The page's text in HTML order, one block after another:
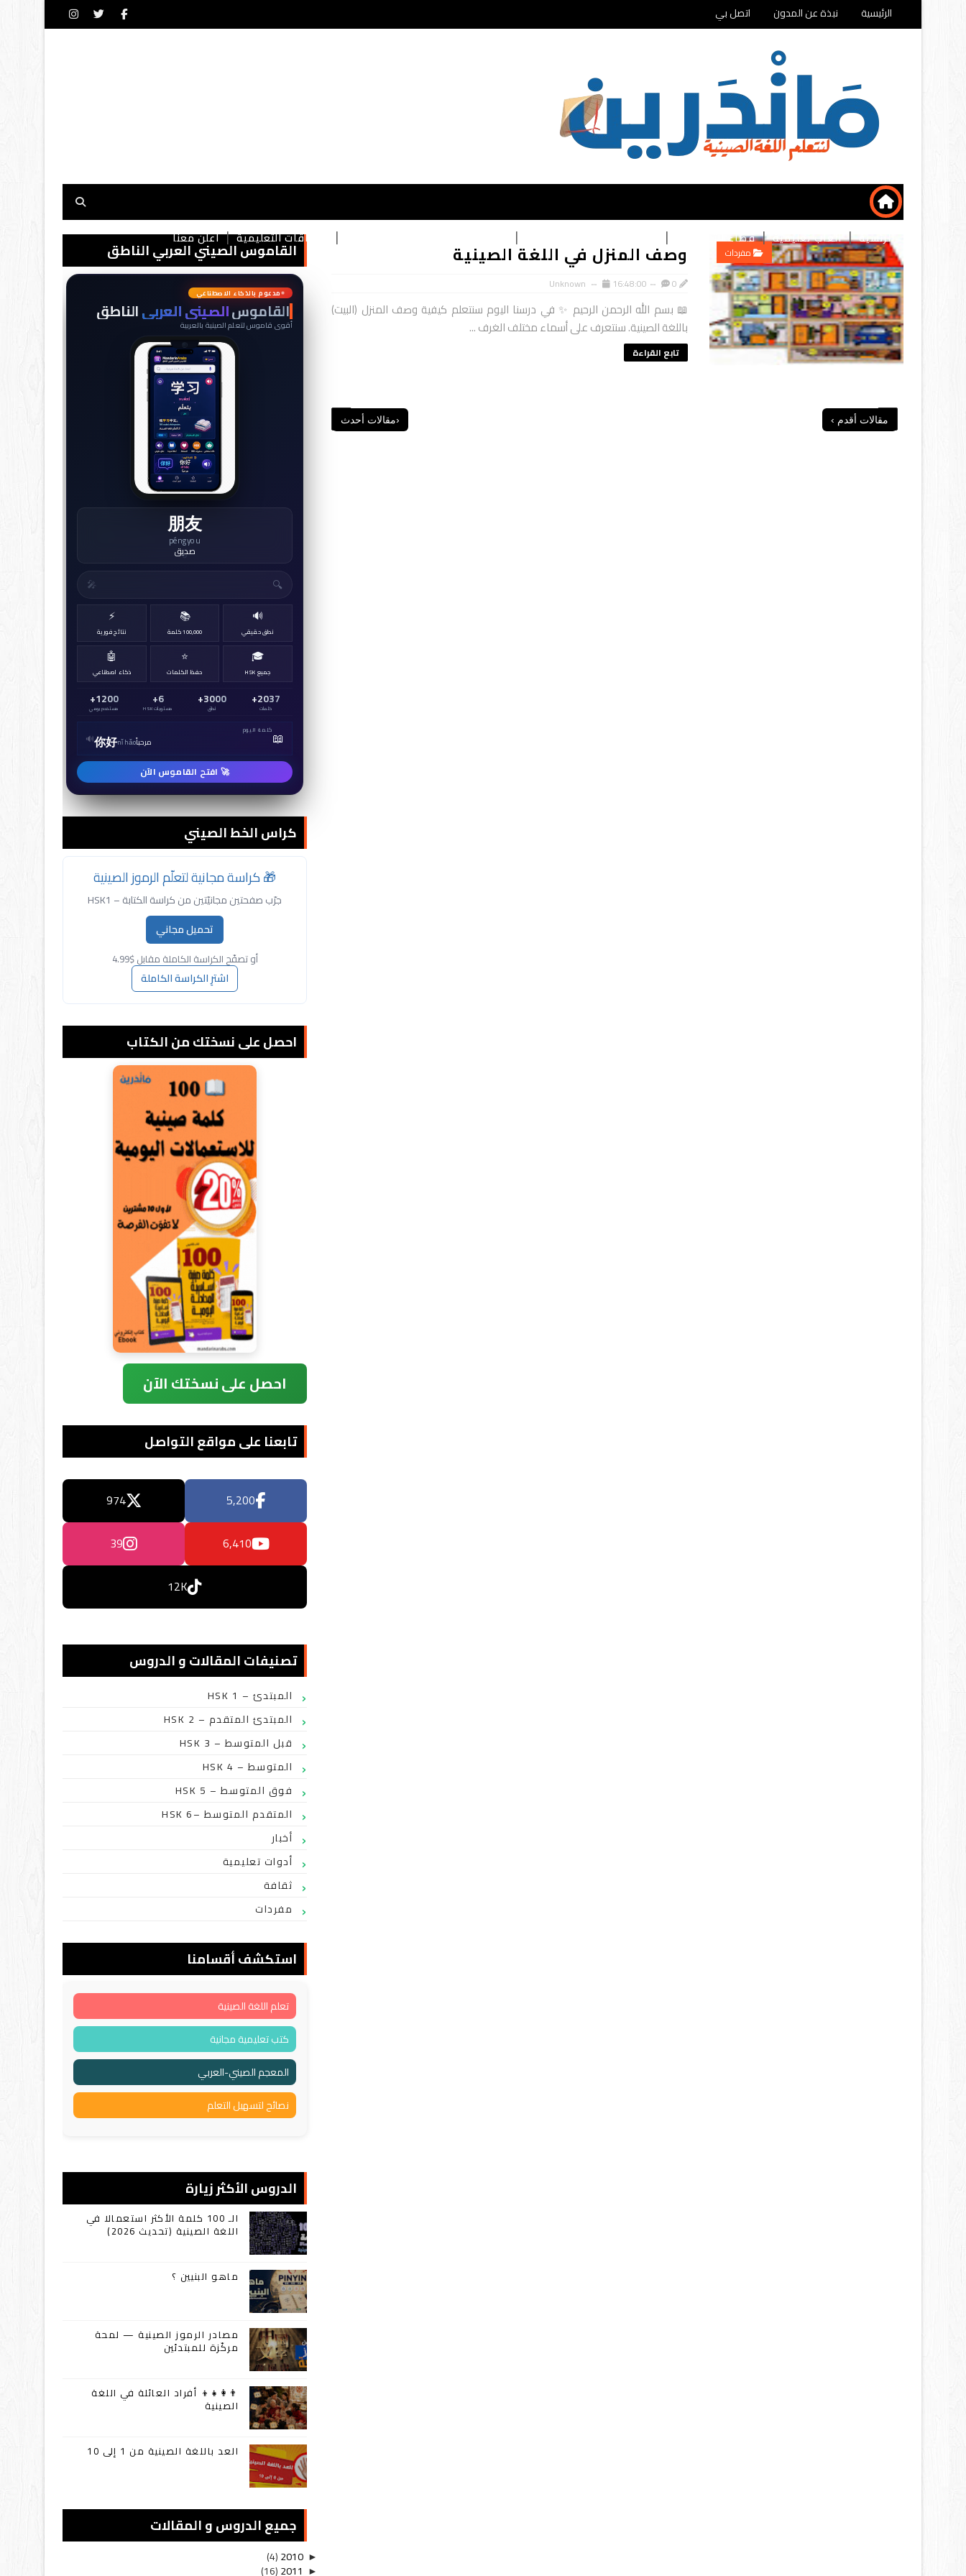
الرئيسية نبذة عن المدون اتصل بي
الرئسية ألعاب تعليمية فضاء التسوق البطاقات التعليمية أعلن معنا
مفردات وصف المنزل في اللغة الصينية
Unknown 16:48:00 0
📖 بسم الله الرحمن الرحيم ✨ في درسنا اليوم سنتعلم كيفية وصف المنزل (البيت)
باللغة الصينية. سنتعرف على أسماء مختلف الغرف ...
تابع القراءة
القاموس الصيني العربي الناطق
词
典
مدعوم بالذكاء الاصطناعي
القاموسالصيني العربيالناطق
أقوى قاموس لتعلم الصينية بالعربية
朋友
péngyou
صديق
↻
🔍
🎤
🔊
نطق حقيقي
📚
100,000 كلمة
⚡
نتائج فورية
🎓
جميع HSK
⭐
حفظ الكلمات
🤖
ذكاء اصطناعي
2037+
كلمات
3000+
نطق
6+
مستويات HSK
1200+
مستخدم يومي
📖كلمة اليوم
学习xuéxíيتعلم 🔊
🚀 افتح القاموس الآن
كراس الخط الصيني
🎁 كراسة مجانية لتعلّم الرموز الصينية
جرّب صفحتين مجانيّتين من كراسة الكتابة – HSK1
تحميل مجاني
أو تصفّح الكراسة الكاملة مقابل $4.99
اشترِ الكراسة الكاملة
احصل على نسختك من الكتاب
احصل على نسختك الآن
تابعنا على مواقع التواصل
5,200
974
6,410
39
12K
تصنيفات المقالات و الدروس
HSK 1 – المبتدئ
HSK 2 – المبتدئ المتقدم
HSK 3 – قبل المتوسط
HSK 4 – المتوسط
HSK 5 – فوق المتوسط
HSK 6– المتقدم المتوسط
أخبار
أدوات تعليمية
ثقافة
مفردات
استكشف أقسامنا
تعلم اللغة الصينية
كتب تعليمية مجانية
المعجم الصيني-العربي
نصائح لتسهيل التعلم
الدروس الأكثر زيارة
الـ 100 كلمة الأكثر استعمالا في
اللغة الصينية (تحديث 2026)
ماهو البنيين ؟
مصادر الرموز الصينية — لمحة
مركّزة للمبتدئين
👨‍👩‍👧‍👦 أفراد العائلة في اللغة
الصينية
العد باللغة الصينية من 1 إلى 10
جميع الدروس و المقالات
►
2010
(4)
►
2011
(16)